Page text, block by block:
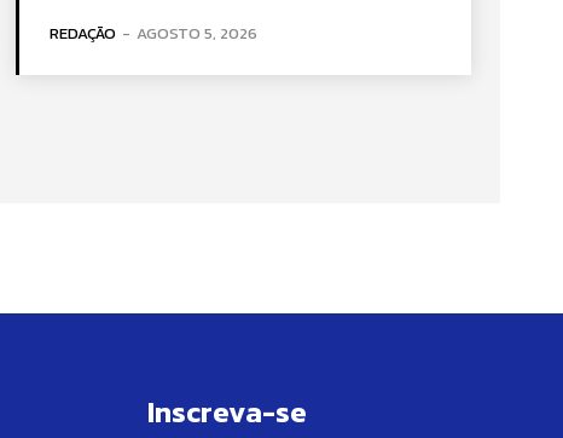
REDAÇÃO - AGOSTO 5, 2026
Inscreva-se